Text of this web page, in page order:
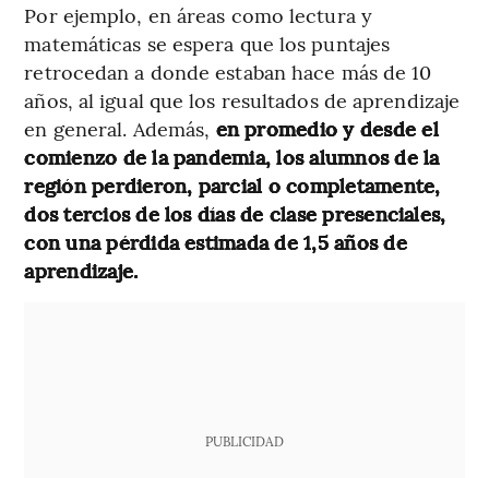
Por ejemplo, en áreas como lectura y
matemáticas se espera que los puntajes
retrocedan a donde estaban hace más de 10
años, al igual que los resultados de aprendizaje
en general. Además, en promedio y desde el
comienzo de la pandemia, los alumnos de la
región perdieron, parcial o completamente,
dos tercios de los días de clase presenciales,
con una pérdida estimada de 1,5 años de
aprendizaje.
PUBLICIDAD